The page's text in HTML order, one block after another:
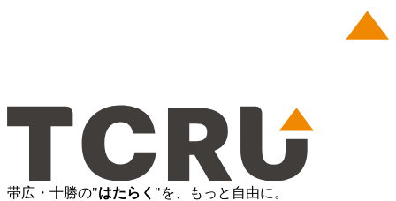
帯広・十勝の"はたらく "を、もっと自由に。